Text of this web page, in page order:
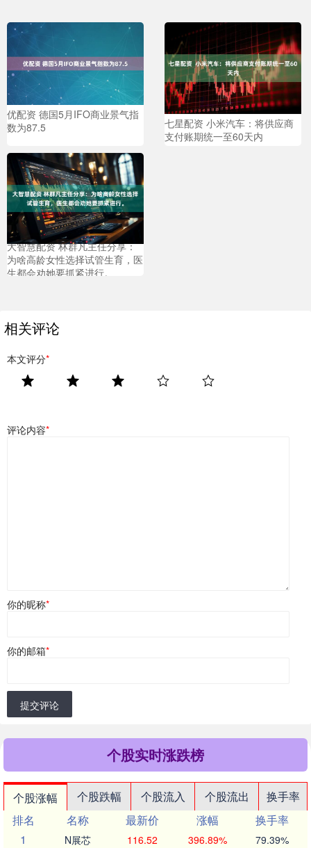
优配资 德国5月IFO商业景气指
数为87.5
七星配资 小米汽车：将供应商
支付账期统一至60天内
大智慧配资 林群凡主任分享：
为啥高龄女性选择试管生育，医
生都会劝她要抓紧进行。
相关评论
本文评分*
评论内容*
你的昵称*
你的邮箱*
提交评论
个股实时涨跌榜
个股涨幅 个股跌幅 个股流入 个股流出
换手率
排名
名称 最新价 涨幅
换手率
1
N展芯 116.52 396.89% 79.39%